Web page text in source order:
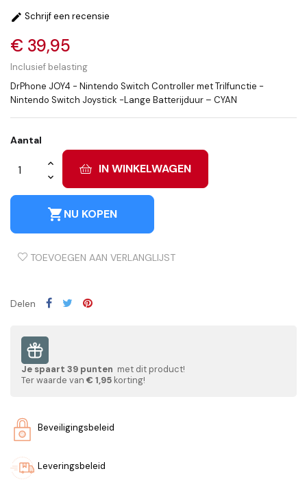
 Schrijf een recensie
€ 39,95
Inclusief belasting
DrPhone JOY4 - Nintendo Switch Controller met Trilfunctie -
Nintendo Switch Joystick -Lange Batterijduur – CYAN
Aantal
IN WINKELWAGEN
shopping_cartNU KOPEN
TOEVOEGEN AAN VERLANGLIJST
Delen
Je spaart 39 punten met dit product!
Ter waarde van € 1,95 korting!
Beveiligingsbeleid
Leveringsbeleid